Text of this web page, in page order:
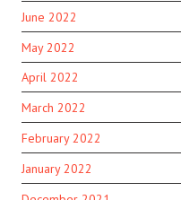
June 2022
May 2022
April 2022
March 2022
February 2022
January 2022